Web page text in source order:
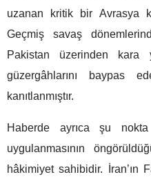
uzanan kritik bir Avrasya
Geçmiş savaş
Pakistan üzerinden kara
güzergâhlarını baypas
kanıtlanmıştır.
Haberde ayrıca şu nokta
uygulanmasının
hâkimiyet sahibidir. İran’ın